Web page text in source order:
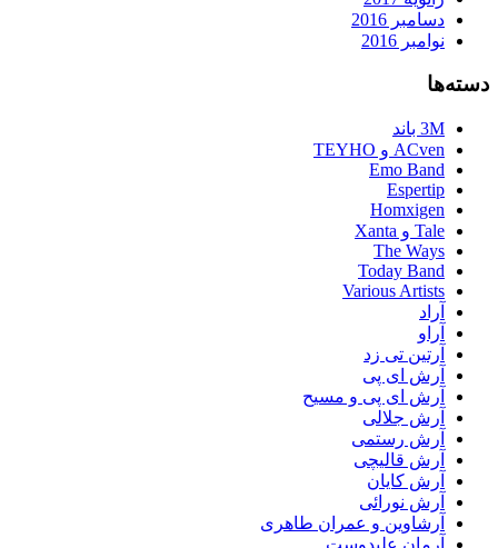
دسامبر 2016
نوامبر 2016
دسته‌ها
3M باند
ACven و TEYHO
Emo Band
Espertip
Homxigen
Tale و Xanta
The Ways
Today Band
Various Artists
آراد
آراو
آرتین تی زد
آرش ای پی
آرش ای پی و مسیح
آرش جلالی
آرش رستمی
آرش قالیچی
آرش کایان
آرش نورائی
آرشاوین و عمران طاهری
آرمان علیدوست